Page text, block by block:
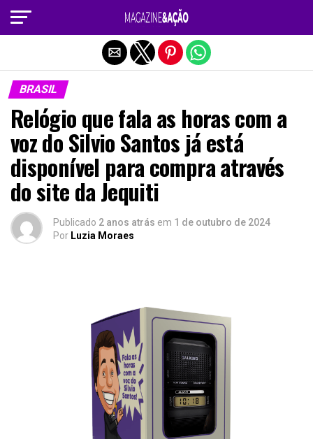
BRASIL
Relógio que fala as horas com a
voz do Silvio Santos já está
disponível para compra através
do site da Jequiti
Publicado 2 anos atrás em 1 de outubro de 2024
Por Luzia Moraes
Sair da versão mobile